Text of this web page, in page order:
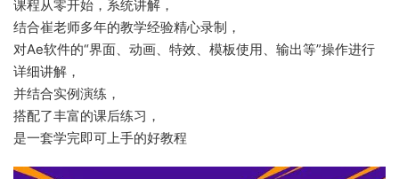
课程从零开始，系统讲解，
结合崔老师多年的教学经验精心录制，
对Ae软件的“界面、动画、特效、模板使用、输出等”操作进行
详细讲解，
并结合实例演练，
搭配了丰富的课后练习，
是一套学完即可上手的好教程